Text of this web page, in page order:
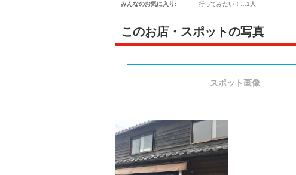
みんなのお気に入り: 行ってみたい！… 1人
このお店・スポットの写真
スポット画像